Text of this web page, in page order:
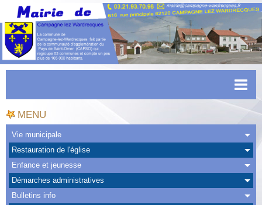
Accueil
Actualités
Facebook
CAPSO
Urbanisme
MENU
Vie municipale
Restauration de l'église
Enfance et jeunesse
Démarches administratives
Bulletins info